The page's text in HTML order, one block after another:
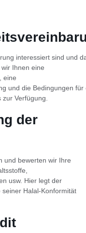
interessiert sind und
Ihnen eine
eine
und die Bedingungen für
Verfügung.
der
und bewerten wir Ihre
usw. Hier legt der
Halal-Konformität